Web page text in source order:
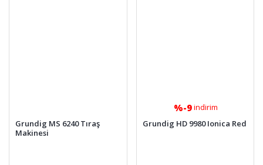
Grundig MS 6240 Tıraş
Makinesi
%-9indirim
Grundig HD 9980 Ionica Red